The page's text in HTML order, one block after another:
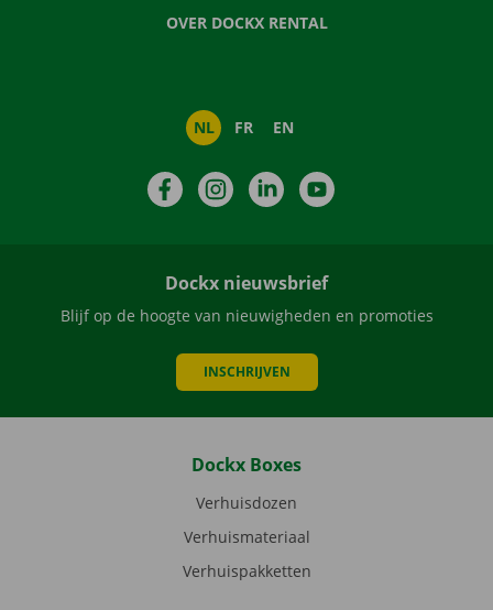
OVER DOCKX RENTAL
NL FR EN
FacebookInstagramLinkedIn
Dockx nieuwsbrief
Blijf op de hoogte van nieuwigheden en promoties
INSCHRIJVEN
Dockx Boxes
Verhuisdozen
Verhuismateriaal
Verhuispakketten